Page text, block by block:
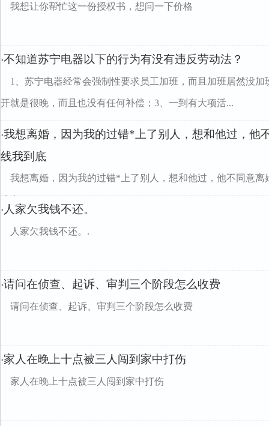
我想让你帮忙这一份授权书，想问一下价格
·不知道苏宁电器以下的行为有没有违反劳动法？
1、苏宁电器经常会强制性要求员工加班，而且加班居然没
开就是很晚，而且也没有任何补偿；3、一到有大项活...
·我想离婚，因为我的过错*上了别人，想和他过，他
线我到底
我想离婚，因为我的过错*上了别人，想和他过，他不同意
么办？
· 人家欠我钱不还。
人家欠我钱不还。.
·请问在侦查、起诉、审判三个阶段怎么收费
请问在侦查、起诉、审判三个阶段怎么收费
·家人在晚上十点被三人闯到家中打伤
家人在晚上十点被三人闯到家中打伤